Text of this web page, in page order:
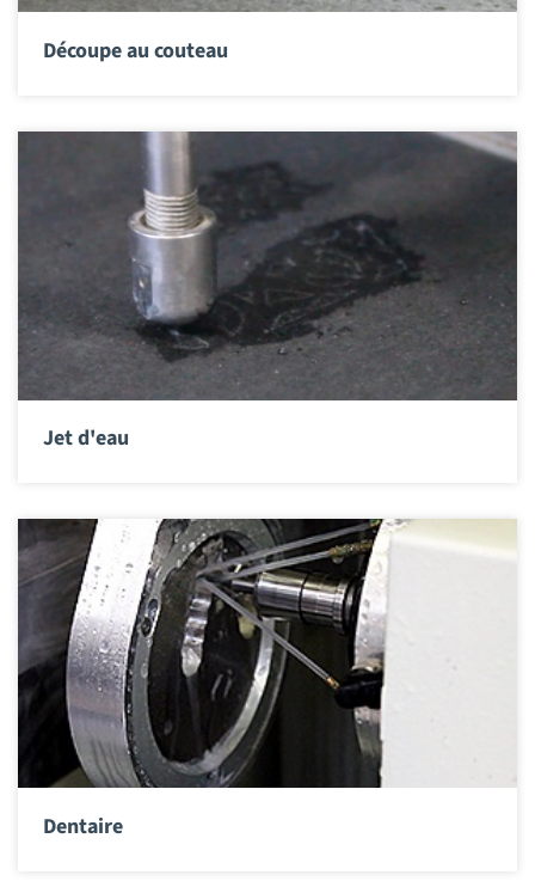
Découpe au couteau
Jet d'eau
Dentaire